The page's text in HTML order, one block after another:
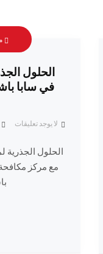
الحلول
في سابا
لا يوجد تعليقات
الحلول الجذرية
مع مركز